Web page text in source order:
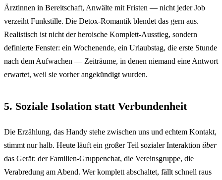
Ärztinnen in Bereitschaft, Anwälte mit Fristen — nicht jeder Job
verzeiht Funkstille. Die Detox-Romantik blendet das gern aus.
Realistisch ist nicht der heroische Komplett-Ausstieg, sondern
definierte Fenster: ein Wochenende, ein Urlaubstag, die erste Stunde
nach dem Aufwachen — Zeiträume, in denen niemand eine Antwort
erwartet, weil sie vorher angekündigt wurden.
5. Soziale Isolation statt Verbundenheit
Die Erzählung, das Handy stehe zwischen uns und echtem Kontakt,
stimmt nur halb. Heute läuft ein großer Teil sozialer Interaktion über
das Gerät: der Familien-Gruppenchat, die Vereinsgruppe, die
Verabredung am Abend. Wer komplett abschaltet, fällt schnell raus